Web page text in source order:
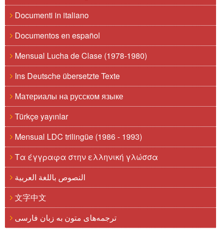
Documenti in italiano
Documentos en español
Mensual Lucha de Clase (1978-1980)
Ins Deutsche übersetzte Texte
Материалы на русском языке
Türkçe yayınlar
Mensual LDC trilingüe (1986 - 1993)
Τα έγγραφα στην ελληνική γλώσσα
النصوص باللغة العربية
文字中文
ترجمه‌های متون به زبان فارسی